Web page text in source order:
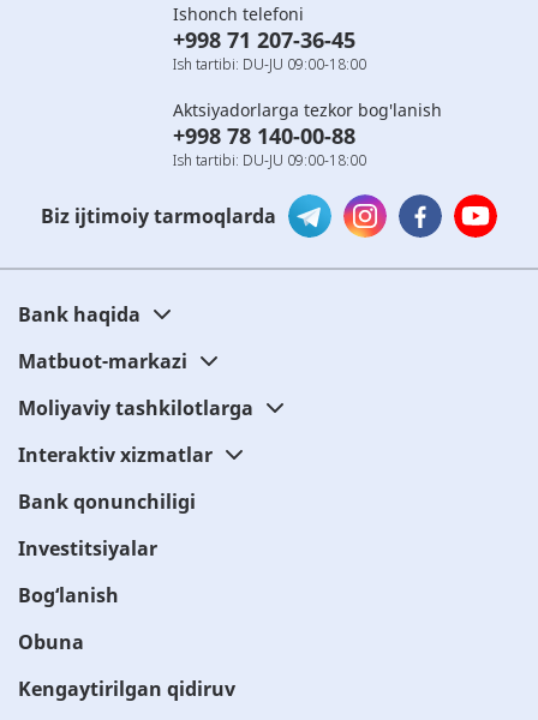
Ishonch telefoni
+998 71 207-36-45
Ish tartibi: DU-JU 09:00-18:00
Aktsiyadorlarga tezkor bog'lanish
+998 78 140-00-88
Ish tartibi: DU-JU 09:00-18:00
Biz ijtimoiy tarmoqlarda
Bank haqida
Matbuot-markazi
Moliyaviy tashkilotlarga
Interaktiv xizmatlar
Bank qonunchiligi
Investitsiyalar
Bog‘lanish
Obuna
Kengaytirilgan qidiruv